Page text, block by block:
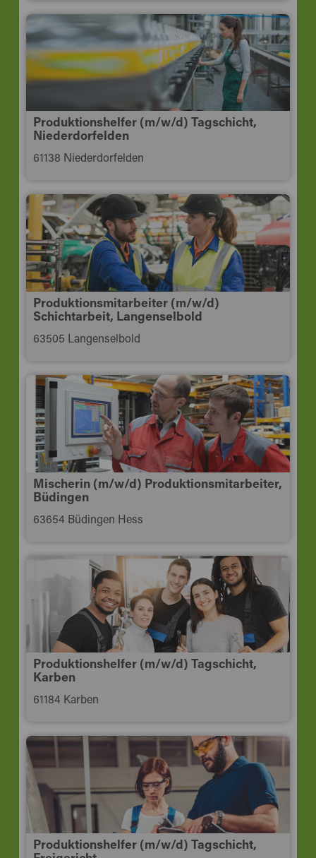
Produktionshelfer (m/w/d) Tagschicht,
Niederdorfelden
61138 Niederdorfelden
Produktionsmitarbeiter (m/w/d)
Schichtarbeit, Langenselbold
63505 Langenselbold
Mischerin (m/w/d) Produktionsmitarbeiter,
Büdingen
63654 Büdingen Hess
Produktionshelfer (m/w/d) Tagschicht,
Karben
61184 Karben
Produktionshelfer (m/w/d) Tagschicht,